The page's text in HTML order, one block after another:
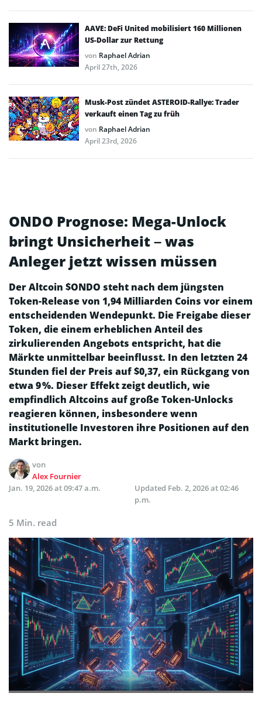
AAVE: DeFi United mobilisiert 160 Millionen
US-Dollar zur Rettung
von Raphael Adrian
April 27th, 2026
Musk-Post zündet ASTEROID-Rallye: Trader
verkauft einen Tag zu früh
von Raphael Adrian
April 23rd, 2026
ONDO Prognose: Mega-Unlock
bringt Unsicherheit – was
Anleger jetzt wissen müssen
Der Altcoin $ONDO steht nach dem jüngsten
Token-Release von 1,94 Milliarden Coins vor einem
entscheidenden Wendepunkt. Die Freigabe dieser
Token, die einem erheblichen Anteil des
zirkulierenden Angebots entspricht, hat die
Märkte unmittelbar beeinflusst. In den letzten 24
Stunden fiel der Preis auf $0,37, ein Rückgang von
etwa 9 %. Dieser Effekt zeigt deutlich, wie
empfindlich Altcoins auf große Token-Unlocks
reagieren können, insbesondere wenn
institutionelle Investoren ihre Positionen auf den
Markt bringen.
von
Alex Fournier
Jan. 19, 2026 at 09:47 a.m.
Updated Feb. 2, 2026 at 02:46
p.m.
5 Min. read